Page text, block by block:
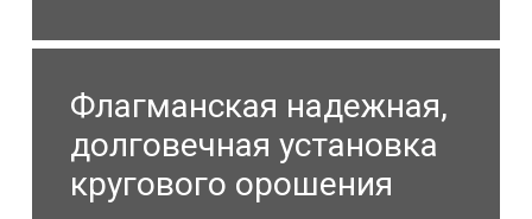
Флагманская надежная,
долговечная установка
кругового орошения